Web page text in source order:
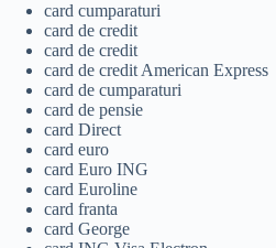
card cumparaturi
card de credit
card de credit
card de credit American Express
card de cumparaturi
card de pensie
card Direct
card euro
card Euro ING
card Euroline
card franta
card George